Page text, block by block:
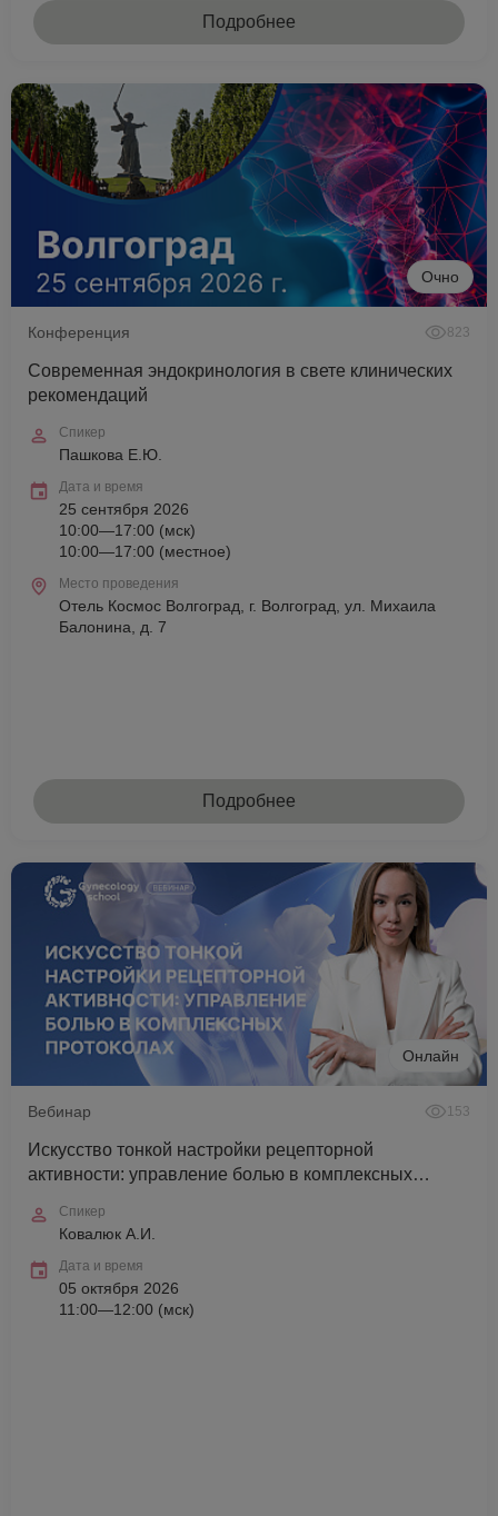
Подробнее
Очно
Конференция 823
Современная эндокринология в свете клинических
рекомендаций
Спикер
Пашкова Е.Ю.
Дата и время
25 сентября 2026
10:00—17:00 (мск)
10:00—17:00 (местное)
Место проведения
Отель Космос Волгоград, г. Волгоград, ул. Михаила
Балонина, д. 7
Подробнее
Онлайн
Вебинар 153
Искусство тонкой настройки рецепторной
активности: управление болью в комплексных
Спикер
Ковалюк А.И.
Дата и время
05 октября 2026
11:00—12:00 (мск)